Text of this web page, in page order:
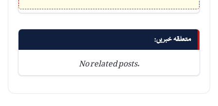
متعلقہ خبریں:
No related posts.